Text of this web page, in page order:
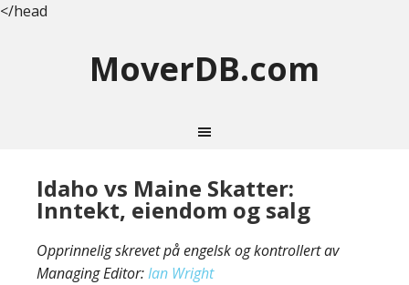
</head
MoverDB.com
Idaho vs Maine Skatter:
Inntekt, eiendom og salg
Opprinnelig skrevet på engelsk og kontrollert av
Managing Editor:Ian Wright